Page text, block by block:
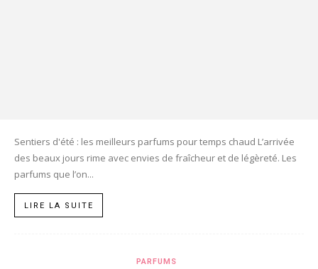
Sentiers d'été : les meilleurs parfums pour temps chaud L’arrivée
des beaux jours rime avec envies de fraîcheur et de légèreté. Les
parfums que l’on...
LIRE LA SUITE
PARFUMS